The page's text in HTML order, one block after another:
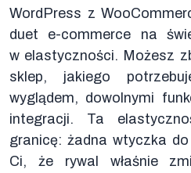
WordPress z
duet e-commerce na
w elastyczności. Możesz
sklep, jakiego
wyglądem, dowolnymi
integracji. Ta
granicę: żadna wtyczka
Ci, że rywal właśnie